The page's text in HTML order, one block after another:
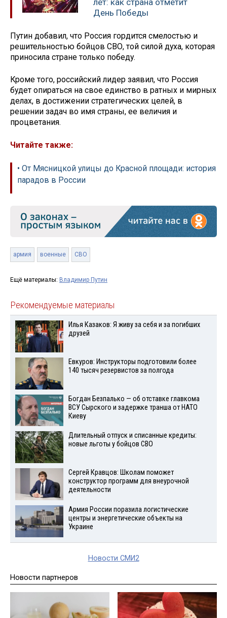
День Победы
Путин добавил, что Россия гордится смелостью и
решительностью бойцов СВО, той силой духа, которая
приносила стране только победу.
Кроме того, российский лидер заявил, что Россия
будет опираться на свое единство в ратных и мирных
делах, в достижении стратегических целей, в
решении задач во имя страны, ее величия и
процветания.
Читайте также:
• От Мясницкой улицы до Красной площади: история
парадов в России
армия военные СВО
Ещё материалы: Владимир Путин
Рекомендуемые материалы
Илья Казаков: Я живу за себя и за погибших
друзей
Евкуров: Инструкторы подготовили более
140 тысяч резервистов за полгода
Богдан Безпалько — об отставке главкома
ВСУ Сырского и задержке транша от НАТО
Киеву
Длительный отпуск и списанные кредиты:
новые льготы у бойцов СВО
Сергей Кравцов: Школам поможет
конструктор программ для внеурочной
деятельности
Армия России поразила логистические
центры и энергетические объекты на
Украине
Новости СМИ2
Новости партнеров